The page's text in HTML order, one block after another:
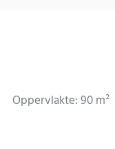
Oppervlakte: 90 m²